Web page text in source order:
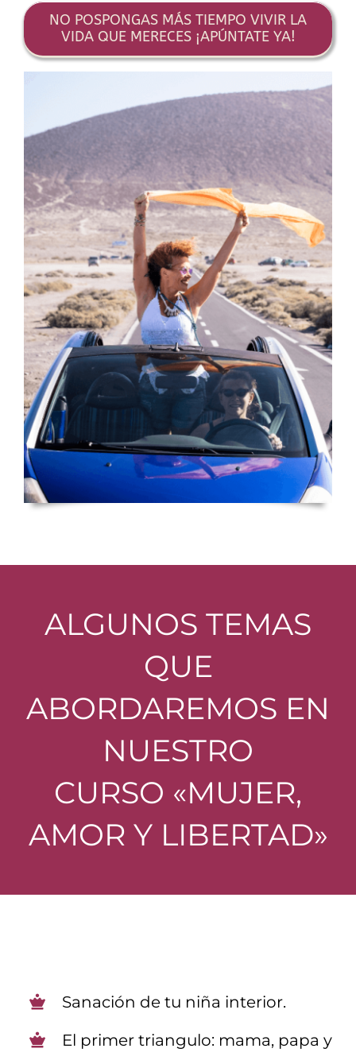
NO POSPONGAS MÁS TIEMPO VIVIR LA
VIDA QUE MERECES ¡APÚNTATE YA!
ALGUNOS TEMAS
QUE
ABORDAREMOS EN
NUESTRO
CURSO «MUJER,
AMOR Y LIBERTAD»
Sanación de tu niña interior.
El primer triangulo: mama, papa y